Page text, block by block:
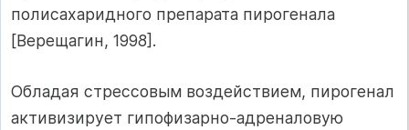
полисахаридного препарата пирогенала
[Верещагин, 1998].
Обладая стрессовым воздействием, пирогенал
активизирует гипофизарно-адреналовую